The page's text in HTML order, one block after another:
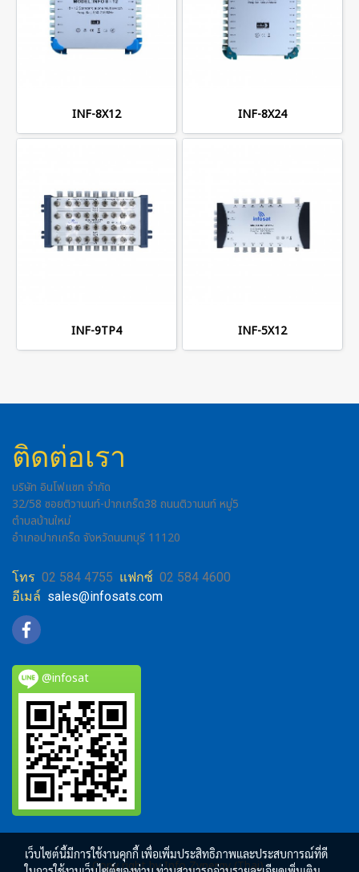
INF-8X12 INF-8X24
INF-9TP4 INF-5X12
ติดต่อเรา
บริษัท อินโฟแซท จำกัด
32/58 ซอยติวานนท์-ปากเกร็ด38 ถนนติวานนท์ หมู่5
ตำบลบ้านใหม่
อำเภอปากเกร็ด จังหวัดนนทบุรี 11120
โทร 02 584 4755 แฟกซ์ 02 584 4600
อีเมล์ sales@infosats.com
@infosat
Copy right by Info Zynergy (Thai)
เว็บไซต์นี้มีการใช้งานคุกกี้ เพื่อเพิ่มประสิทธิภาพและประสบการณ์ที่ดี